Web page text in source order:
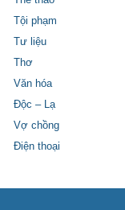
Tội phạm
Tư liệu
Thơ
Văn hóa
Độc – Lạ
Vợ chồng
Điện thoại